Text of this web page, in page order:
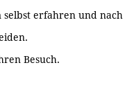
selbst erfahren und nach
Besuch.